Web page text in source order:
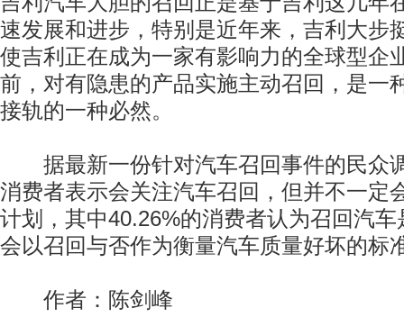
速发展和进步，特别是近年来，吉利大步
使吉利正在成为一家有影响力的全球型企
前，对有隐患的产品实施主动召回，是一
接轨的一种必然。
据最新一份针对汽车召回事件的民众
消费者表示会关注汽车召回，但并不一定
计划，其中40.26%的消费者认为召回汽
会以召回与否作为衡量汽车质量好坏的标
作者：陈剑峰